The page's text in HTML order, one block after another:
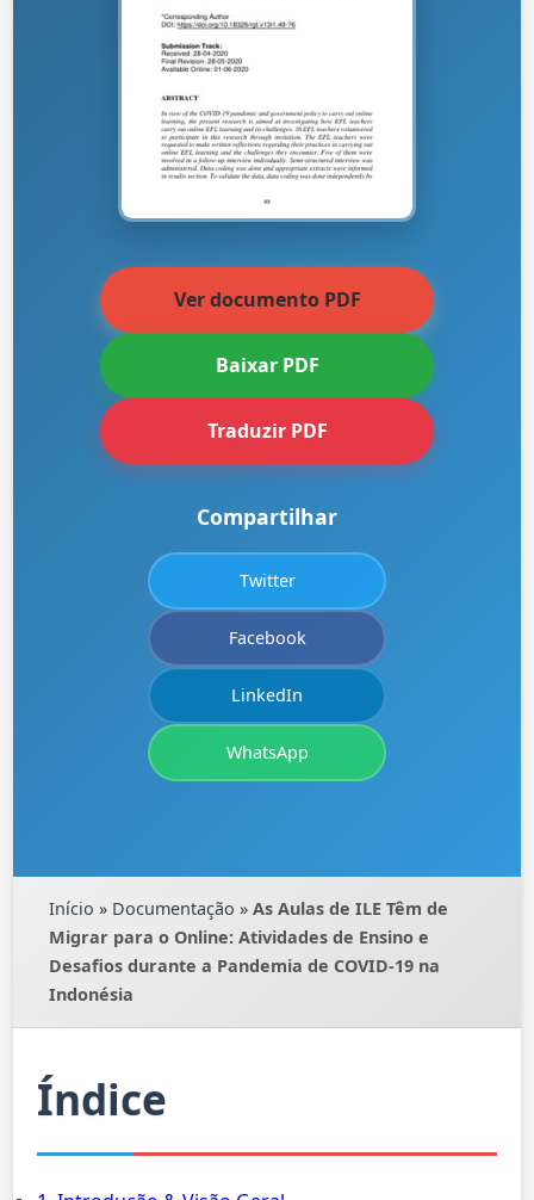
Ver documento PDF
Baixar PDF
Traduzir PDF
Compartilhar
Twitter
Facebook
LinkedIn
WhatsApp
Início » Documentação » As Aulas de ILE Têm de
Migrar para o Online: Atividades de Ensino e
Desafios durante a Pandemia de COVID-19 na
Indonésia
Índice